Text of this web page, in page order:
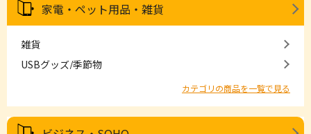
家電・ペット用品・雑貨
雑貨
USBグッズ/季節物
カテゴリの商品を一覧で見る